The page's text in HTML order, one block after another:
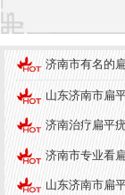
院在行业内树
持“以患者为中
服务质量，受
医院定期组织
病知识，提高
济南市有名的
山东济南市扁
济南治疗扁平
济南市专业看
山东济南市扁